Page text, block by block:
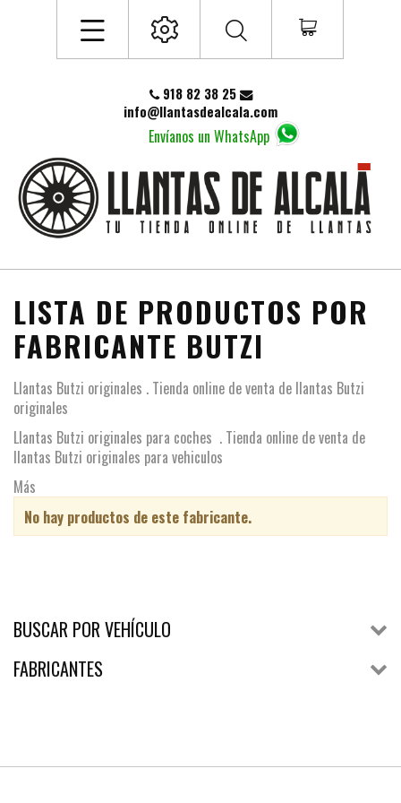
Envíanos un WhatsApp
918 82 38 25
info@llantasdealcala.com
LISTA DE PRODUCTOS POR
FABRICANTE BUTZI
Llantas Butzi originales . Tienda online de venta de llantas Butzi
originales
Llantas Butzi originales para coches . Tienda online de venta de
llantas Butzi originales para vehiculos
Más
No hay productos de este fabricante.
BUSCAR POR VEHÍCULO
FABRICANTES